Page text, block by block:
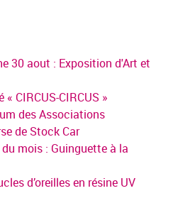
30 aout : Exposition d'Art et
CIRCUS-CIRCUS »
des Associations
de Stock Car
mois : Guinguette à la
d’oreilles en résine UV